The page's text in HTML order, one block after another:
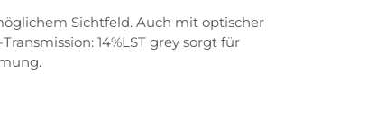
Sichtfeld. Auch mit optischer
14%LST grey sorgt für